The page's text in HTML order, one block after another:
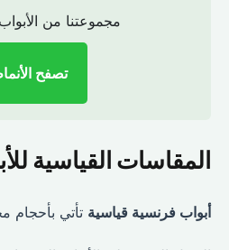
مجموعتنا من الأبواب
تصفح الأنماط
المقاسات القياسية
أبواب فرنسية قياسيةتأتي بأحجام